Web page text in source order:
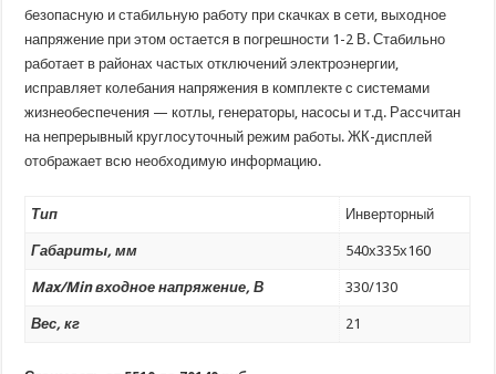
безопасную и стабильную работу при скачках в сети, выходное
напряжение при этом остается в погрешности 1-2 В. Стабильно
работает в районах частых отключений электроэнергии,
исправляет колебания напряжения в комплекте с системами
жизнеобеспечения — котлы, генераторы, насосы и т.д. Рассчитан
на непрерывный круглосуточный режим работы. ЖК-дисплей
отображает всю необходимую информацию.
Тип Инверторный
Габариты, мм 540х335х160
Max/Min входное напряжение, В 330/130
Вес, кг 21